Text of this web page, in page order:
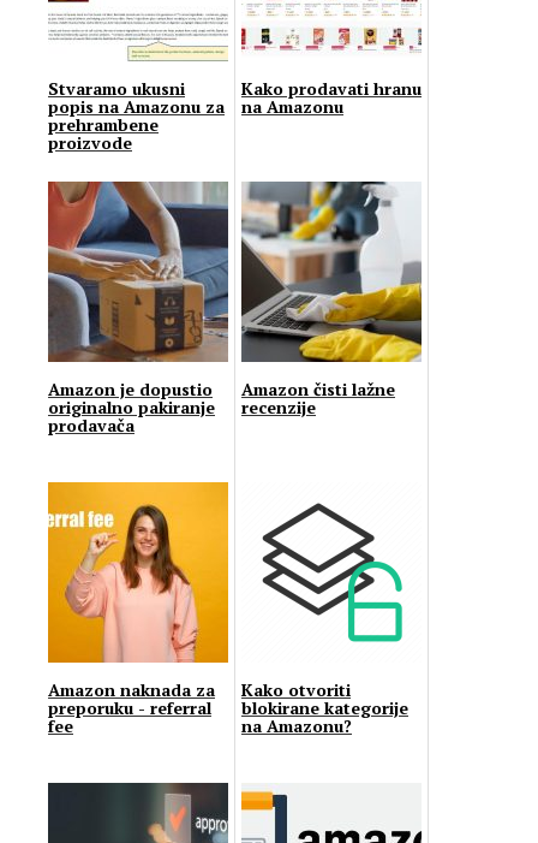
Stvaramo ukusni
popis na Amazonu za
prehrambene
proizvode
Kako prodavati hranu
na Amazonu
Amazon je dopustio
originalno pakiranje
prodavača
Amazon čisti lažne
recenzije
Amazon naknada za
preporuku - referral
fee
Kako otvoriti
blokirane kategorije
na Amazonu?